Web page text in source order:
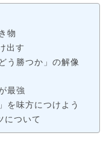
物
出す
う勝つか」の解像
最強
を味方につけよう
について